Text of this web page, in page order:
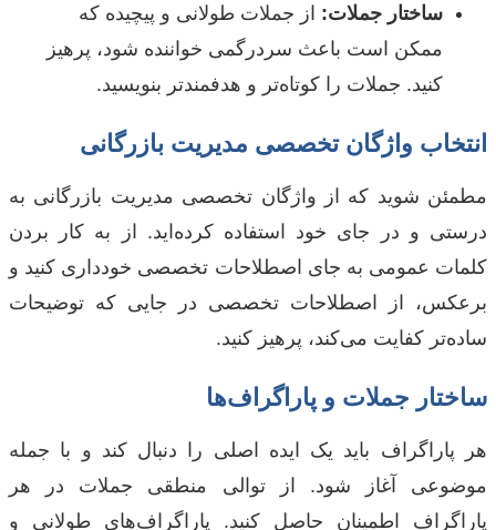
ساختار جملات: از جملات طولانی و پیچیده که
ممکن است باعث سردرگمی خواننده شود، پرهیز
کنید. جملات را کوتاه‌تر و هدفمندتر بنویسید.
انتخاب واژگان تخصصی مدیریت بازرگانی
مطمئن شوید که از واژگان تخصصی مدیریت بازرگانی به
درستی و در جای خود استفاده کرده‌اید. از به کار بردن
کلمات عمومی به جای اصطلاحات تخصصی خودداری کنید و
برعکس، از اصطلاحات تخصصی در جایی که توضیحات
ساده‌تر کفایت می‌کند، پرهیز کنید.
ساختار جملات و پاراگراف‌ها
هر پاراگراف باید یک ایده اصلی را دنبال کند و با جمله
موضوعی آغاز شود. از توالی منطقی جملات در هر
پاراگراف اطمینان حاصل کنید. پاراگراف‌های طولانی و